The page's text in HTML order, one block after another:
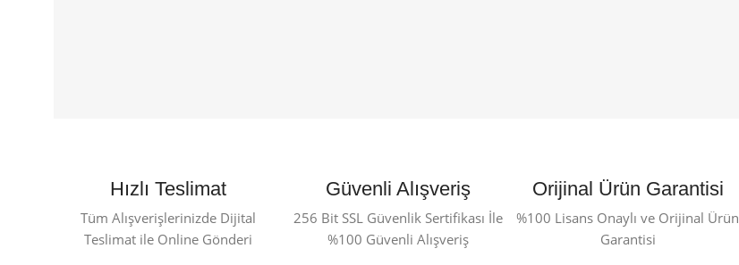
Hızlı Teslimat
Tüm Alışverişlerinizde Dijital
Teslimat ile Online Gönderi
Güvenli Alışveriş
256 Bit SSL Güvenlik Sertifikası İle
%100 Güvenli Alışveriş
Orijinal Ürün Garantisi
%100 Lisans Onaylı ve Orijinal Ürün
Garantisi